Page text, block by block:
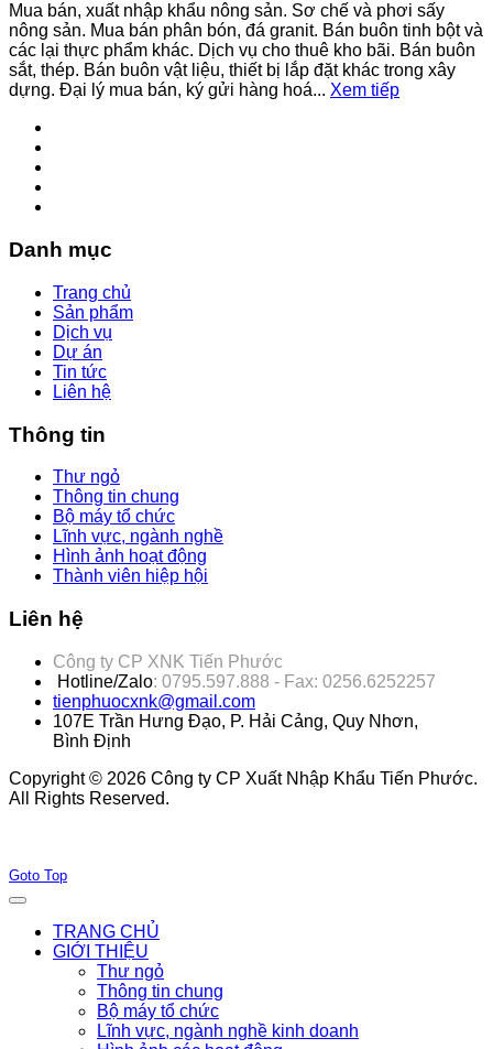
Mua bán, xuất nhập khẩu nông sản. Sơ chế và phơi sấy
nông sản. Mua bán phân bón, đá granit. Bán buôn tinh bột và
các lại thực phẩm khác. Dịch vụ cho thuê kho bãi. Bán buôn
sắt, thép. Bán buôn vật liệu, thiết bị lắp đặt khác trong xây
dựng. Đại lý mua bán, ký gửi hàng hoá... Xem tiếp
Danh mục
Trang chủ
Sản phẩm
Dịch vụ
Dự án
Tin tức
Liên hệ
Thông tin
Thư ngỏ
Thông tin chung
Bộ máy tổ chức
Lĩnh vực, ngành nghề
Hình ảnh hoạt động
Thành viên hiệp hội
Liên hệ
Công ty CP XNK Tiến Phước
Hotline/Zalo: 0795.597.888 - Fax: 0256.6252257
tienphuocxnk@gmail.com
107E Trần Hưng Đạo, P. Hải Cảng, Quy Nhơn,
Bình Định
Copyright © 2026 Công ty CP Xuất Nhập Khẩu Tiến Phước.
All Rights Reserved.
Goto Top
TRANG CHỦ
GIỚI THIỆU
Thư ngỏ
Thông tin chung
Bộ máy tổ chức
Lĩnh vực, ngành nghề kinh doanh